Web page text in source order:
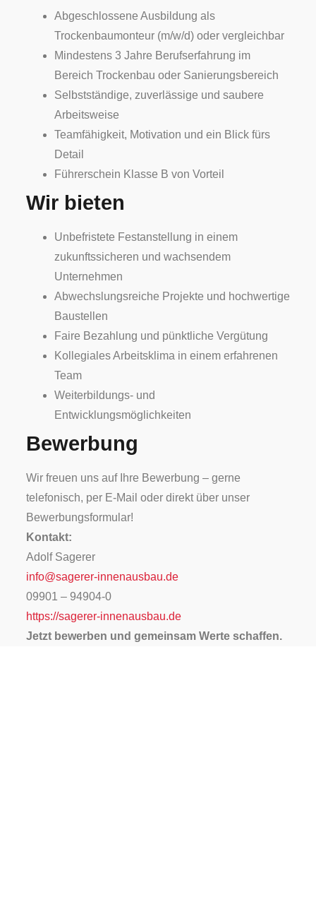
Abgeschlossene Ausbildung als
Trockenbaumonteur (m/w/d) oder vergleichbar
Mindestens 3 Jahre Berufserfahrung im
Bereich Trockenbau oder Sanierungsbereich
Selbstständige, zuverlässige und saubere
Arbeitsweise
Teamfähigkeit, Motivation und ein Blick fürs
Detail
Führerschein Klasse B von Vorteil
Wir bieten
Unbefristete Festanstellung in einem
zukunftssicheren und wachsendem
Unternehmen
Abwechslungsreiche Projekte und hochwertige
Baustellen
Faire Bezahlung und pünktliche Vergütung
Kollegiales Arbeitsklima in einem erfahrenen
Team
Weiterbildungs- und
Entwicklungsmöglichkeiten
Bewerbung
Wir freuen uns auf Ihre Bewerbung – gerne
telefonisch, per E-Mail oder direkt über unser
Bewerbungsformular!
Kontakt:
Adolf Sagerer
info@sagerer-innenausbau.de
09901 – 94904-0
https://sagerer-innenausbau.de
Jetzt bewerben und gemeinsam Werte schaffen.